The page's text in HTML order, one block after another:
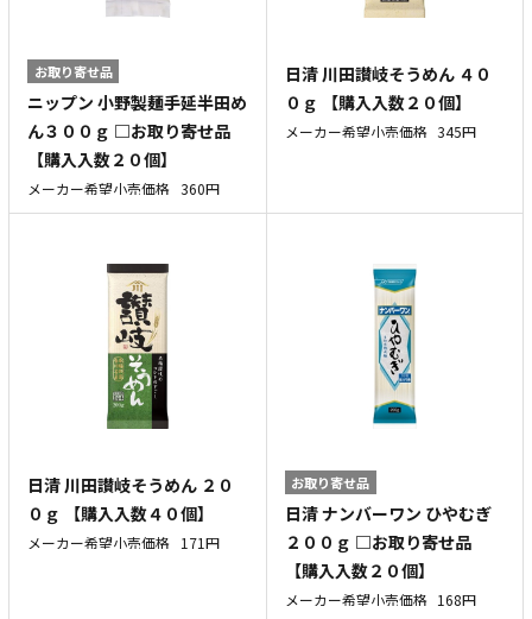
お取り寄せ品
ニップン 小野製麺手延半田め
ん３００ｇ □お取り寄せ品
【購入入数２０個】
メーカー希望小売価格 360円
日清 川田讃岐そうめん ４０
０ｇ 【購入入数２０個】
メーカー希望小売価格 345円
日清 川田讃岐そうめん ２０
０ｇ 【購入入数４０個】
メーカー希望小売価格 171円
お取り寄せ品
日清 ナンバーワン ひやむぎ
２００ｇ □お取り寄せ品
【購入入数２０個】
メーカー希望小売価格 168円